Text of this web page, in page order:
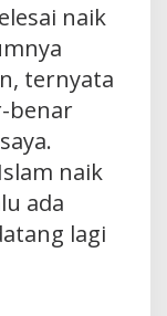
naik
ternyata
benar
naik
ada
lagi